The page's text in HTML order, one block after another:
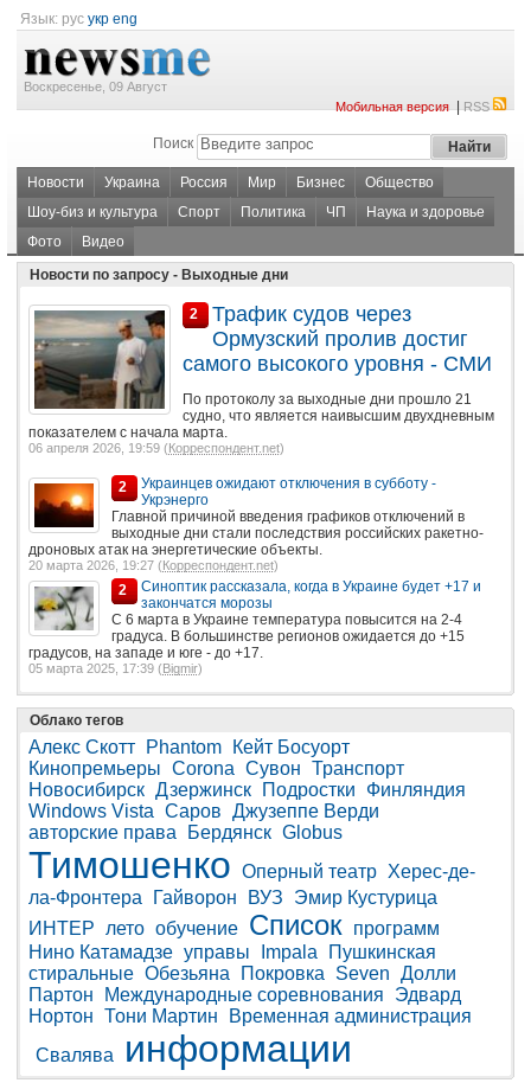
Язык: рус укр eng
Воскресенье, 09 Август
Мобильная версия|RSS
Поиск
Новости Украина Россия Мир Бизнес
Общество
Шоу-биз и культура
Спорт Политика ЧП
Наука и здоровье
Фото
Видео
Новости по запросу - Выходные дни
2
Трафик судов через
Ормузский пролив достиг
самого высокого уровня - СМИ
По протоколу за выходные дни прошло 21
судно, что является наивысшим двухдневным
показателем с начала марта.
06 апреля 2026, 19:59 (Корреспондент.net)
2
Украинцев ожидают отключения в субботу -
Укрэнерго
Главной причиной введения графиков отключений в
выходные дни стали последствия российских ракетно-
дроновых атак на энергетические объекты.
20 марта 2026, 19:27 (Корреспондент.net)
2
Синоптик рассказала, когда в Украине будет +17 и
закончатся морозы
С 6 марта в Украине температура повысится на 2-4
градуса. В большинстве регионов ожидается до +15
градусов, на западе и юге - до +17.
05 марта 2025, 17:39 (Bigmir)
Облако тегов
Алекс Скотт Phantom
Кейт Босуорт
Кинопремьеры Corona Сувон Транспорт
Новосибирск Дзержинск Подростки
Финляндия
Windows Vista Саров Джузеппе Верди
авторские права
Бердянск Globus
Тимошенко Оперный театр Херес-де-
ла-Фронтера
Гайворон ВУЗ
Эмир Кустурица
ИНТЕР
лето обучение Список программ
Нино Катамадзе управы Impala
Пушкинская
стиральные Обезьяна Покровка Seven Долли
Партон
Международные соревнования
Эдвард
Нортон Тони Мартин
Временная администрация
Свалява
информации